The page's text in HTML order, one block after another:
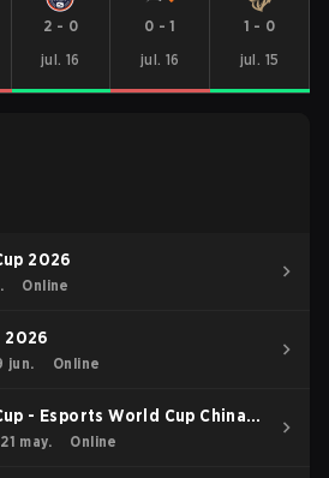
2 - 0
jul. 16
0 -1
jul. 16
1 - 0
jul. 15
2026
Online
2026
jun. Online
- Esports World Cup China
may. Online